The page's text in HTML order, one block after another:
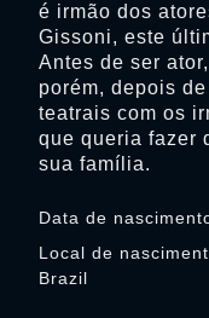
Data de
Local de
Brazil
é irmão dos
Gissoni, este
Antes de ser
porém, depois
teatrais com os
que queria fazer
sua família.